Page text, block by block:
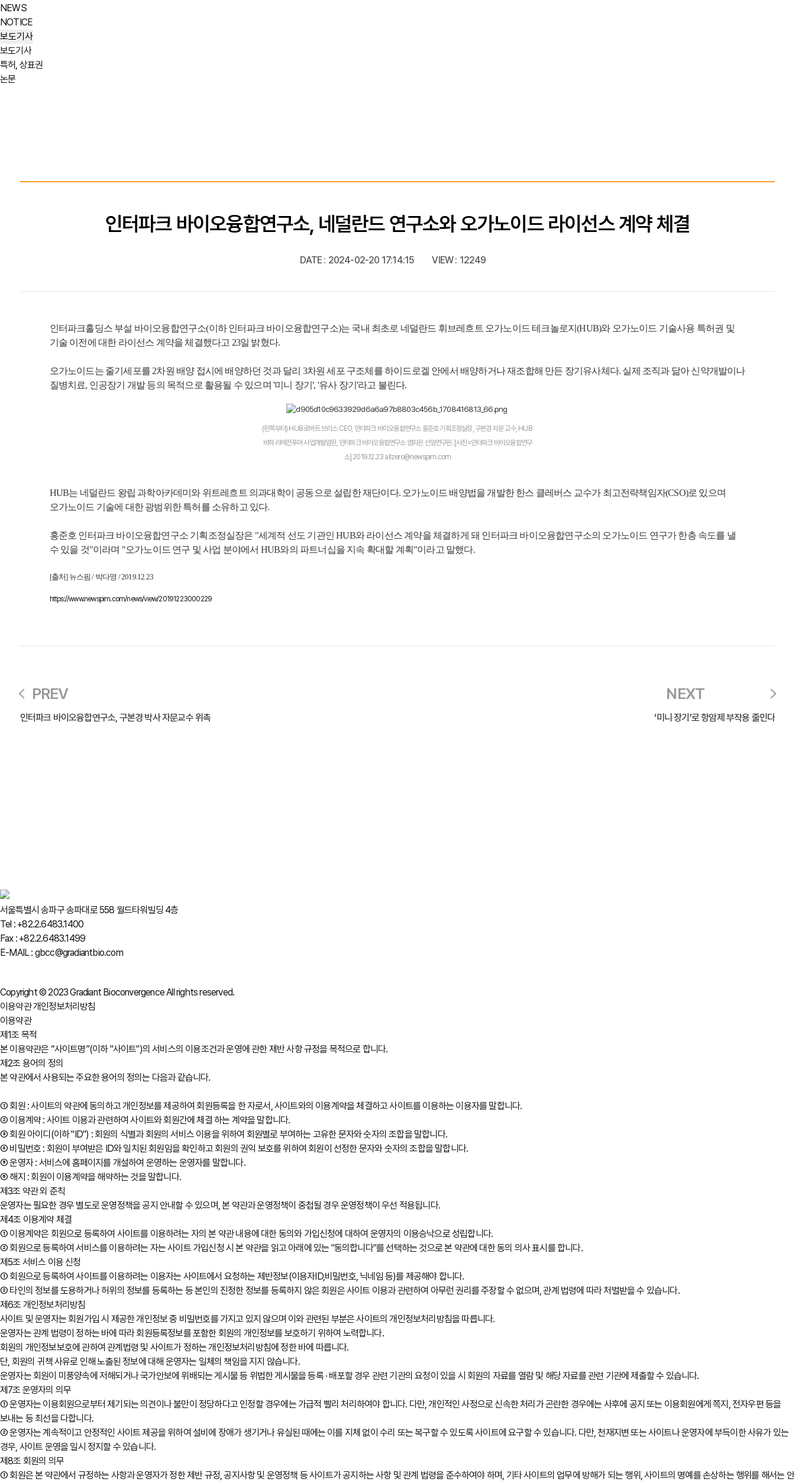
NEWS
NOTICE
보도기사
보도기사
특허, 상표권
논문
인터파크 바이오융합연구소, 네덜란드 연구소와 오가노이드 라이선스 계약 체결
DATE : 2024-02-20 17:14:15 VIEW : 12249
인터파크홀딩스 부설 바이오융합연구소(이하 인터파크 바이오융합연구소)는 국내 최초로 네덜란드 휘브레흐트 오가노이드 테크놀로지(HUB)와 오가노이드 기술사용 특허권 및
기술 이전에 대한 라이선스 계약을 체결했다고 23일 밝혔다.
오가노이드는 줄기세포를 2차원 배양 접시에 배양하던 것과 달리 3차원 세포 구조체를 하이드로겔 안에서 배양하거나 재조합해 만든 장기유사체다. 실제 조직과 닮아 신약개발이나
질병치료, 인공장기 개발 등의 목적으로 활용될 수 있으며 '미니 장기', '유사 장기'라고 불린다.
(왼쪽부터) HUB 로버트 브리스 CEO, 인터파크 바이오융합연구소 홍준호 기획조정실장, 구본경 자문 교수, HUB
바하 라메잔푸어 사업개발임원, 인터파크 바이오융합연구소 염지은 선임연구원. [사진=인터파크 바이오융합연구
소] 2019.12.23 allzero@newspim.com
HUB는 네덜란드 왕립 과학아카데미와 위트레흐트 의과대학이 공동으로 설립한 재단이다. 오가노이드 배양법을 개발한 한스 클레버스 교수가 최고전략책임자(CSO)로 있으며
오가노이드 기술에 대한 광범위한 특허를 소유하고 있다.
홍준호 인터파크 바이오융합연구소 기획조정실장은 "세계적 선도 기관인 HUB와 라이선스 계약을 체결하게 돼 인터파크 바이오융합연구소의 오가노이드 연구가 한층 속도를 낼
수 있을 것"이라며 "오가노이드 연구 및 사업 분야에서 HUB와의 파트너십을 지속 확대할 계획"이라고 말했다.
[출처] 뉴스핌 / 박다영 / 2019.12.23
https://www.newspim.com/news/view/20191223000229
PREV
인터파크 바이오융합연구소, 구본경 박사 자문교수 위촉
NEXT
‘미니 장기’로 항암제 부작용 줄인다
서울특별시 송파구 송파대로 558 월드타워빌딩 4층
Tel : +82.2.6483.1400
Fax : +82.2.6483.1499
E-MAIL : gbcc@gradiantbio.com
Copyright © 2023 Gradiant Bioconvergence All rights reserved.
이용약관개인정보처리방침
이용약관
제1조 목적
본 이용약관은 “사이트명”(이하 "사이트")의 서비스의 이용조건과 운영에 관한 제반 사항 규정을 목적으로 합니다.
제2조 용어의 정의
본 약관에서 사용되는 주요한 용어의 정의는 다음과 같습니다.
① 회원 : 사이트의 약관에 동의하고 개인정보를 제공하여 회원등록을 한 자로서, 사이트와의 이용계약을 체결하고 사이트를 이용하는 이용자를 말합니다.
② 이용계약 : 사이트 이용과 관련하여 사이트와 회원간에 체결 하는 계약을 말합니다.
③ 회원 아이디(이하 "ID") : 회원의 식별과 회원의 서비스 이용을 위하여 회원별로 부여하는 고유한 문자와 숫자의 조합을 말합니다.
④ 비밀번호 : 회원이 부여받은 ID와 일치된 회원임을 확인하고 회원의 권익 보호를 위하여 회원이 선정한 문자와 숫자의 조합을 말합니다.
⑤ 운영자 : 서비스에 홈페이지를 개설하여 운영하는 운영자를 말합니다.
⑥ 해지 : 회원이 이용계약을 해약하는 것을 말합니다.
제3조 약관 외 준칙
운영자는 필요한 경우 별도로 운영정책을 공지 안내할 수 있으며, 본 약관과 운영정책이 중첩될 경우 운영정책이 우선 적용됩니다.
제4조 이용계약 체결
① 이용계약은 회원으로 등록하여 사이트를 이용하려는 자의 본 약관 내용에 대한 동의와 가입신청에 대하여 운영자의 이용승낙으로 성립합니다.
② 회원으로 등록하여 서비스를 이용하려는 자는 사이트 가입신청 시 본 약관을 읽고 아래에 있는 "동의합니다"를 선택하는 것으로 본 약관에 대한 동의 의사 표시를 합니다.
제5조 서비스 이용 신청
① 회원으로 등록하여 사이트를 이용하려는 이용자는 사이트에서 요청하는 제반정보(이용자ID,비밀번호, 닉네임 등)를 제공해야 합니다.
② 타인의 정보를 도용하거나 허위의 정보를 등록하는 등 본인의 진정한 정보를 등록하지 않은 회원은 사이트 이용과 관련하여 아무런 권리를 주장할 수 없으며, 관계 법령에 따라 처벌받을 수 있습니다.
제6조 개인정보처리방침
사이트 및 운영자는 회원가입 시 제공한 개인정보 중 비밀번호를 가지고 있지 않으며 이와 관련된 부분은 사이트의 개인정보처리방침을 따릅니다.
운영자는 관계 법령이 정하는 바에 따라 회원등록정보를 포함한 회원의 개인정보를 보호하기 위하여 노력합니다.
회원의 개인정보보호에 관하여 관계법령 및 사이트가 정하는 개인정보처리방침에 정한 바에 따릅니다.
단, 회원의 귀책 사유로 인해 노출된 정보에 대해 운영자는 일체의 책임을 지지 않습니다.
운영자는 회원이 미풍양속에 저해되거나 국가안보에 위배되는 게시물 등 위법한 게시물을 등록 · 배포할 경우 관련 기관의 요청이 있을 시 회원의 자료를 열람 및 해당 자료를 관련 기관에 제출할 수 있습니다.
제7조 운영자의 의무
① 운영자는 이용회원으로부터 제기되는 의견이나 불만이 정당하다고 인정할 경우에는 가급적 빨리 처리하여야 합니다. 다만, 개인적인 사정으로 신속한 처리가 곤란한 경우에는 사후에 공지 또는 이용회원에게 쪽지, 전자우편 등을
보내는 등 최선을 다합니다.
② 운영자는 계속적이고 안정적인 사이트 제공을 위하여 설비에 장애가 생기거나 유실된 때에는 이를 지체 없이 수리 또는 복구할 수 있도록 사이트에 요구할 수 있습니다. 다만, 천재지변 또는 사이트나 운영자에 부득이한 사유가 있는
경우, 사이트 운영을 일시 정지할 수 있습니다.
제8조 회원의 의무
① 회원은 본 약관에서 규정하는 사항과 운영자가 정한 제반 규정, 공지사항 및 운영정책 등 사이트가 공지하는 사항 및 관계 법령을 준수하여야 하며, 기타 사이트의 업무에 방해가 되는 행위, 사이트의 명예를 손상하는 행위를 해서는 안